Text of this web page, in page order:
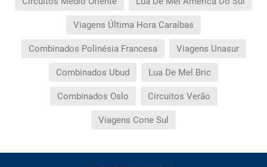
Viagens Última Hora Caraíbas
Combinados Polinésia Francesa Viagens Unasur
Combinados Ubud Lua De Mel Bric
Combinados Oslo Circuitos Verão
Viagens Cone Sul